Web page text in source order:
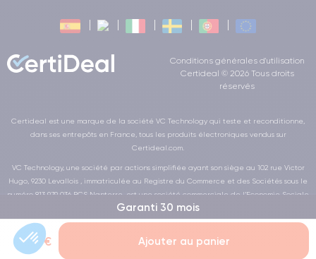
Garanti 30 mois
19,99 € Ajouter au panier
Conditions générales d'utilisation
Certideal © 2026 Tous droits
réservés
Certideal est une marque de la société VC Technology qui teste et reconditionne,
dans ses entrepôts en France, tous les produits électroniques vendus sur
Certideal.com.
VC Technology, une société par actions simplifiée ayant son siège au 102 rue Victor
Hugo, 9230 Levallois , immatriculée au Registre du Commerce et des Sociétés sous le
numéro 813 979 036 RCS Nanterre, est une société commerciale de l’Economie Sociale
et Solidaire au sens de la loi de la LOI n° 2014-856 du 31 juillet 2014